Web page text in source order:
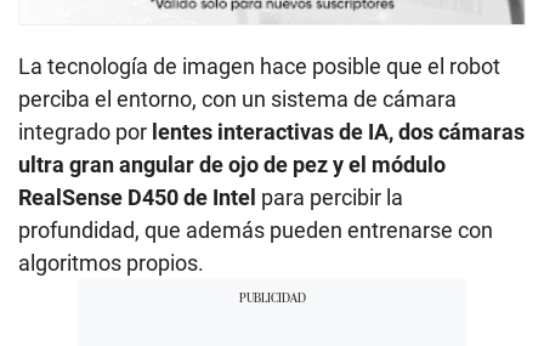
La tecnología de imagen hace posible que el robot
perciba el entorno, con un sistema de cámara
integrado por lentes interactivas de IA, dos cámaras
ultra gran angular de ojo de pez y el módulo
RealSense D450 de Intel para percibir la
profundidad, que además pueden entrenarse con
algoritmos propios.